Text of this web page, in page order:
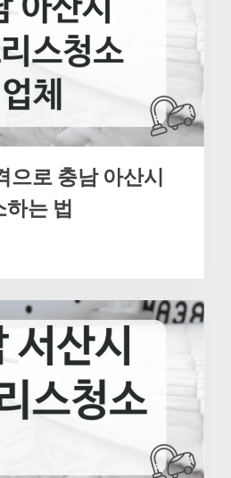
으로 충남 아산시
는 법